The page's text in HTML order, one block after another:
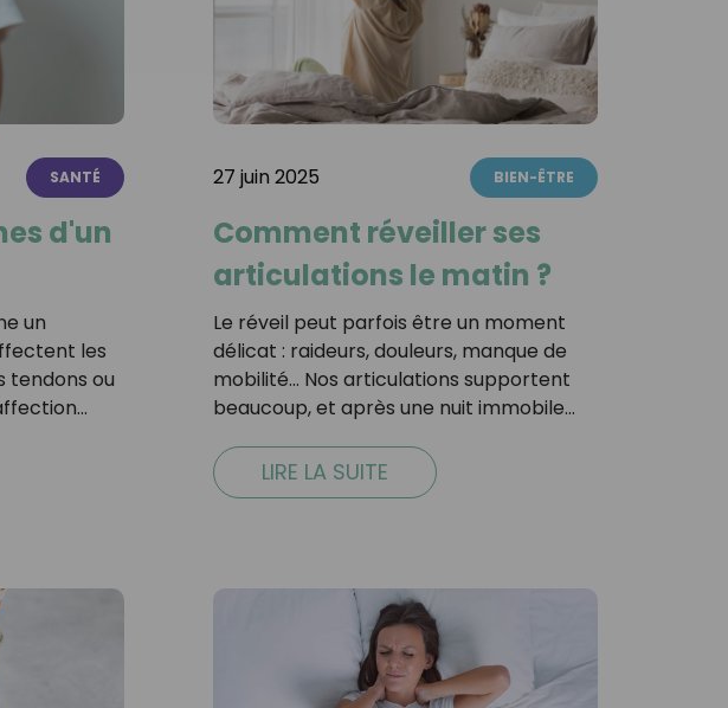
SANTÉ
d'un
un
les
tendons ou
27 juin 2025 BIEN-ÊTRE
Comment réveiller ses
articulations le matin ?
Le réveil peut parfois être un moment
délicat : raideurs, douleurs, manque de
mobilité… Nos articulations supportent
beaucoup, et après une nuit immobile…
LIRE LA SUITE